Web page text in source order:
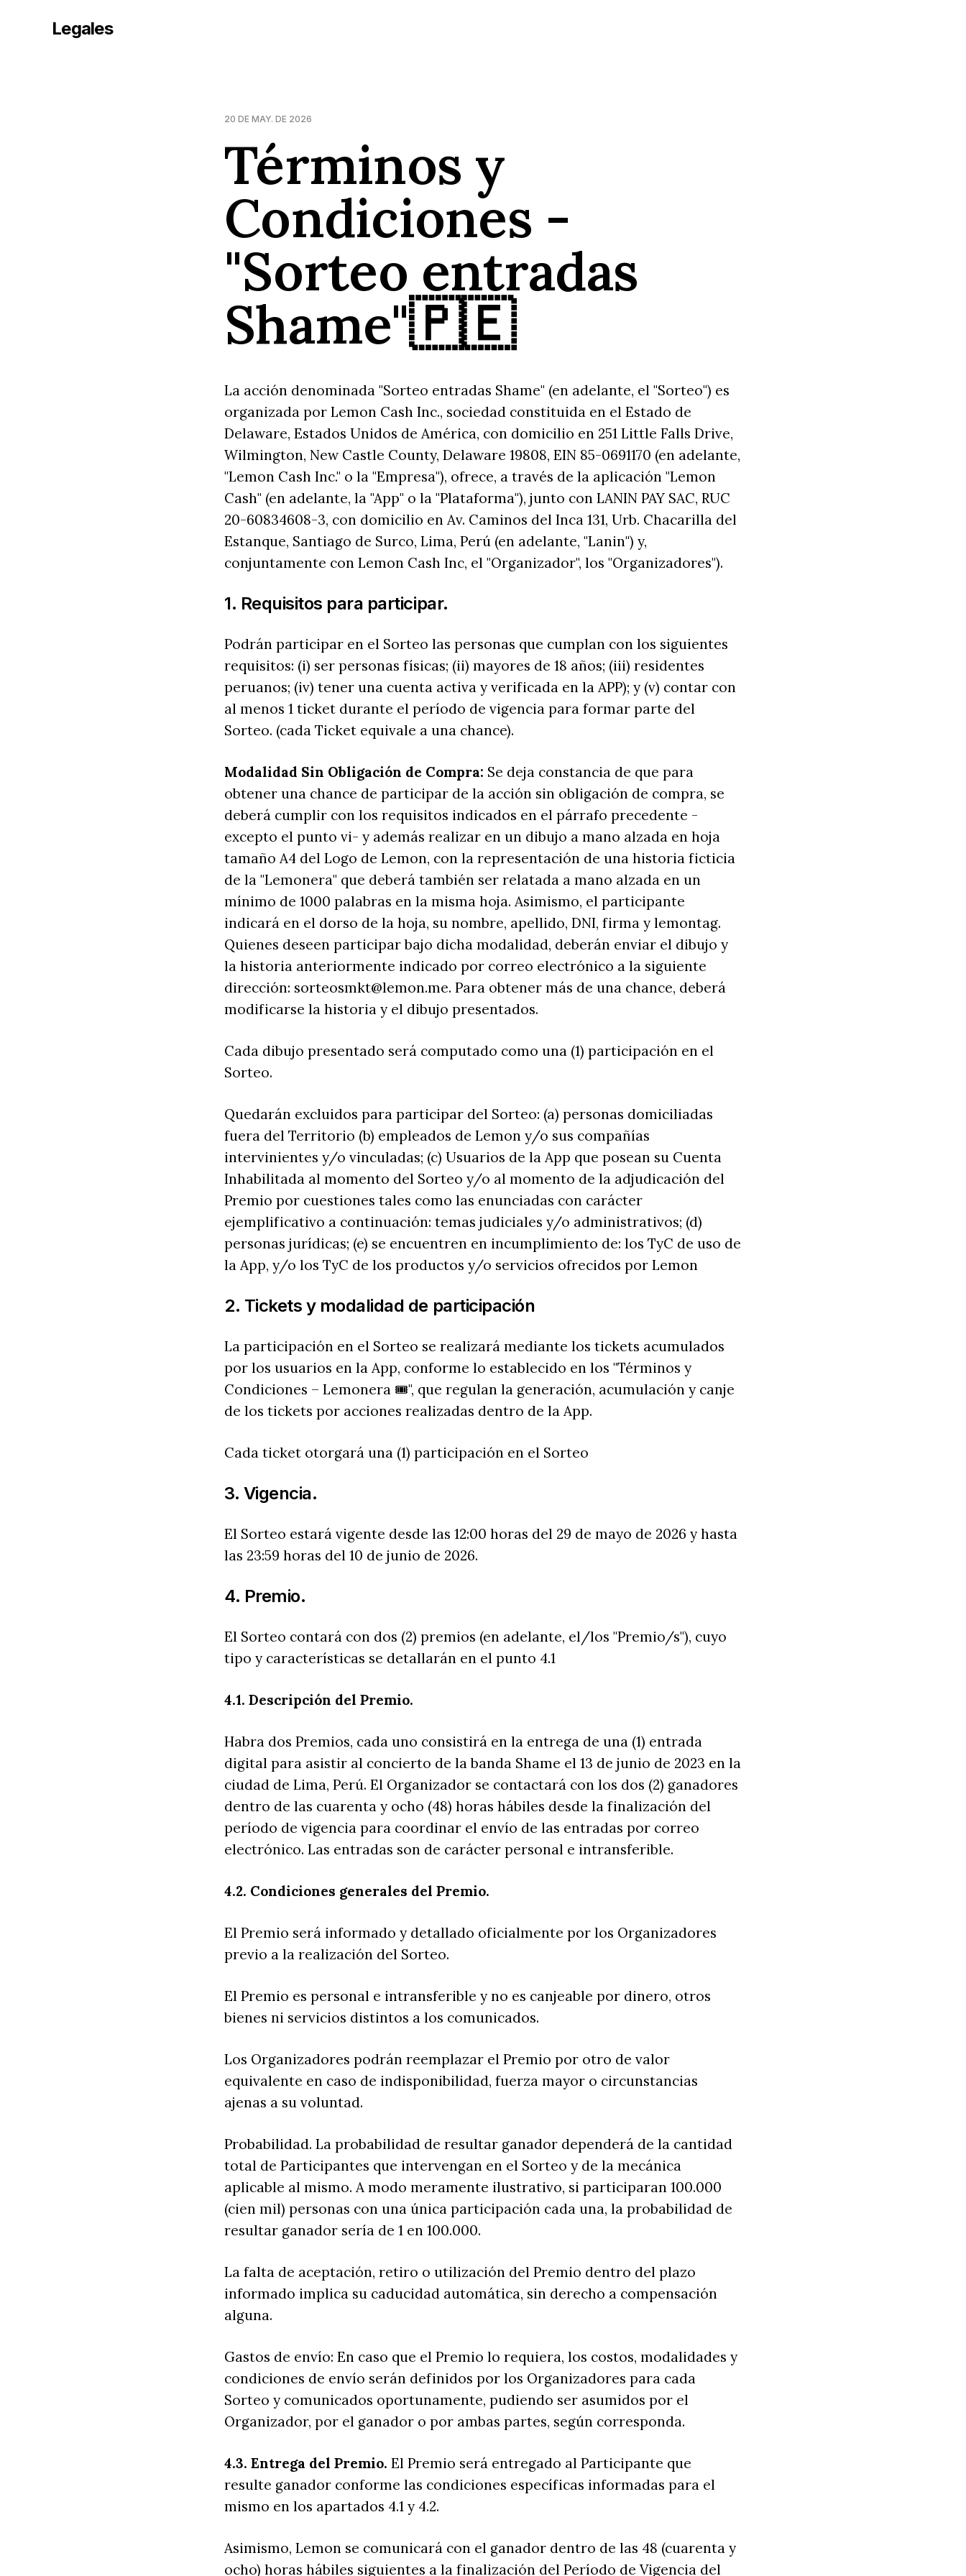
Legales
20 DE MAY. DE 2026
Términos y
Condiciones -
"Sorteo entradas
Shame"🇵🇪
La acción denominada "Sorteo entradas Shame" (en adelante, el "Sorteo") es
organizada por Lemon Cash Inc., sociedad constituida en el Estado de
Delaware, Estados Unidos de América, con domicilio en 251 Little Falls Drive,
Wilmington, New Castle County, Delaware 19808, EIN 85-0691170 (en adelante,
"Lemon Cash Inc." o la "Empresa"), ofrece, a través de la aplicación "Lemon
Cash" (en adelante, la "App" o la "Plataforma"), junto con LANIN PAY SAC, RUC
20-60834608-3, con domicilio en Av. Caminos del Inca 131, Urb. Chacarilla del
Estanque, Santiago de Surco, Lima, Perú (en adelante, "Lanin") y,
conjuntamente con Lemon Cash Inc, el "Organizador", los "Organizadores").
1. Requisitos para participar.
Podrán participar en el Sorteo las personas que cumplan con los siguientes
requisitos: (i) ser personas físicas; (ii) mayores de 18 años; (iii) residentes
peruanos; (iv) tener una cuenta activa y verificada en la APP); y (v) contar con
al menos 1 ticket durante el período de vigencia para formar parte del
Sorteo. (cada Ticket equivale a una chance).
Modalidad Sin Obligación de Compra: Se deja constancia de que para
obtener una chance de participar de la acción sin obligación de compra, se
deberá cumplir con los requisitos indicados en el párrafo precedente -
excepto el punto vi- y además realizar en un dibujo a mano alzada en hoja
tamaño A4 del Logo de Lemon, con la representación de una historia ficticia
de la "Lemonera" que deberá también ser relatada a mano alzada en un
mínimo de 1000 palabras en la misma hoja. Asimismo, el participante
indicará en el dorso de la hoja, su nombre, apellido, DNI, firma y lemontag.
Quienes deseen participar bajo dicha modalidad, deberán enviar el dibujo y
la historia anteriormente indicado por correo electrónico a la siguiente
dirección: sorteosmkt@lemon.me. Para obtener más de una chance, deberá
modificarse la historia y el dibujo presentados.
Cada dibujo presentado será computado como una (1) participación en el
Sorteo.
Quedarán excluidos para participar del Sorteo: (a) personas domiciliadas
fuera del Territorio (b) empleados de Lemon y/o sus compañías
intervinientes y/o vinculadas; (c) Usuarios de la App que posean su Cuenta
Inhabilitada al momento del Sorteo y/o al momento de la adjudicación del
Premio por cuestiones tales como las enunciadas con carácter
ejemplificativo a continuación: temas judiciales y/o administrativos; (d)
personas jurídicas; (e) se encuentren en incumplimiento de: los TyC de uso de
la App, y/o los TyC de los productos y/o servicios ofrecidos por Lemon
2. Tickets y modalidad de participación
La participación en el Sorteo se realizará mediante los tickets acumulados
por los usuarios en la App, conforme lo establecido en los "Términos y
Condiciones – Lemonera 🎟️", que regulan la generación, acumulación y canje
de los tickets por acciones realizadas dentro de la App.
Cada ticket otorgará una (1) participación en el Sorteo
3. Vigencia.
El Sorteo estará vigente desde las 12:00 horas del 29 de mayo de 2026 y hasta
las 23:59 horas del 10 de junio de 2026.
4. Premio.
El Sorteo contará con dos (2) premios (en adelante, el/los "Premio/s"), cuyo
tipo y características se detallarán en el punto 4.1
4.1. Descripción del Premio.
Habra dos Premios, cada uno consistirá en la entrega de una (1) entrada
digital para asistir al concierto de la banda Shame el 13 de junio de 2023 en la
ciudad de Lima, Perú. El Organizador se contactará con los dos (2) ganadores
dentro de las cuarenta y ocho (48) horas hábiles desde la finalización del
período de vigencia para coordinar el envío de las entradas por correo
electrónico. Las entradas son de carácter personal e intransferible.
4.2. Condiciones generales del Premio.
El Premio será informado y detallado oficialmente por los Organizadores
previo a la realización del Sorteo.
El Premio es personal e intransferible y no es canjeable por dinero, otros
bienes ni servicios distintos a los comunicados.
Los Organizadores podrán reemplazar el Premio por otro de valor
equivalente en caso de indisponibilidad, fuerza mayor o circunstancias
ajenas a su voluntad.
Probabilidad. La probabilidad de resultar ganador dependerá de la cantidad
total de Participantes que intervengan en el Sorteo y de la mecánica
aplicable al mismo. A modo meramente ilustrativo, si participaran 100.000
(cien mil) personas con una única participación cada una, la probabilidad de
resultar ganador sería de 1 en 100.000.
La falta de aceptación, retiro o utilización del Premio dentro del plazo
informado implica su caducidad automática, sin derecho a compensación
alguna.
Gastos de envío: En caso que el Premio lo requiera, los costos, modalidades y
condiciones de envío serán definidos por los Organizadores para cada
Sorteo y comunicados oportunamente, pudiendo ser asumidos por el
Organizador, por el ganador o por ambas partes, según corresponda.
4.3. Entrega del Premio. El Premio será entregado al Participante que
resulte ganador conforme las condiciones específicas informadas para el
mismo en los apartados 4.1 y 4.2.
Asimismo, Lemon se comunicará con el ganador dentro de las 48 (cuarenta y
ocho) horas hábiles siguientes a la finalización del Período de Vigencia del